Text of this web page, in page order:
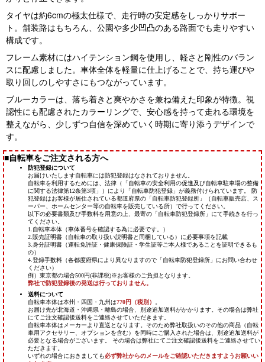
タイヤは約6cmの極太仕様で、走行時の安定感をしっかりサポー
ト。舗装路はもちろん、公園や多少凹凸のある路面でも走りやすい
構成です。
フレーム素材にはハイテンション鋼を使用し、軽さと剛性のバラン
スに配慮しました。車体全体を軽量に仕上げることで、持ち運びや
取り回しのしやすさにもつながっています。
ブルーカラーは、落ち着きと爽やかさを兼ね備えた印象が特徴。視
認性にも配慮されたカラーリングで、安心感を持って走れる環境を
整えながら、少しずつ自信を深めていく時期に寄り添うデザインで
す。
■自転車をご注文される方へ